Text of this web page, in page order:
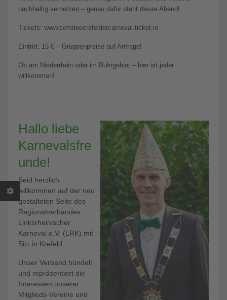
nachhaltig vernetzen – genau dafür steht dieser Abend!
Tickets: www.comiteecrefeldercarneval.ticket.io
Eintritt: 15 € – Gruppenpreise auf Anfrage!
Ob am Niederrhein oder im Ruhrgebiet – hier ist jeder
willkommen!
Hallo liebe
Karnevalsfre
unde!
Seid herzlich
willkommen auf der neu
gestalteten Seite des
Regionalverbandes
Linksrheinischer
Karneval e.V. (LRK) mit
Sitz in Krefeld.
Unser Verband bündelt
und repräsentiert die
Interessen unserer
Mitglieds-Vereine und